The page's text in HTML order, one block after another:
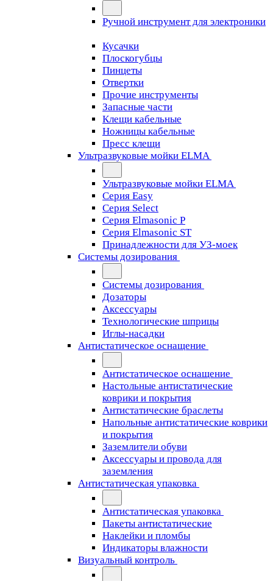
Ручной инструмент для электроники
Кусачки
Плоскогубцы
Пинцеты
Отвертки
Прочие инструменты
Запасные части
Клещи кабельные
Ножницы кабельные
Пресс клещи
Ультразвуковые мойки ELMA
Ультразвуковые мойки ELMA
Серия Easy
Серия Select
Серия Elmasonic P
Серия Elmasonic ST
Принадлежности для УЗ-моек
Системы дозирования
Системы дозирования
Дозаторы
Аксессуары
Технологические шприцы
Иглы-насадки
Антистатическое оснащение
Антистатическое оснащение
Настольные антистатические
коврики и покрытия
Антистатические браслеты
Напольные антистатические коврики
и покрытия
Заземлители обуви
Аксессуары и провода для
заземления
Антистатическая упаковка
Антистатическая упаковка
Пакеты антистатические
Наклейки и пломбы
Индикаторы влажности
Визуальный контроль